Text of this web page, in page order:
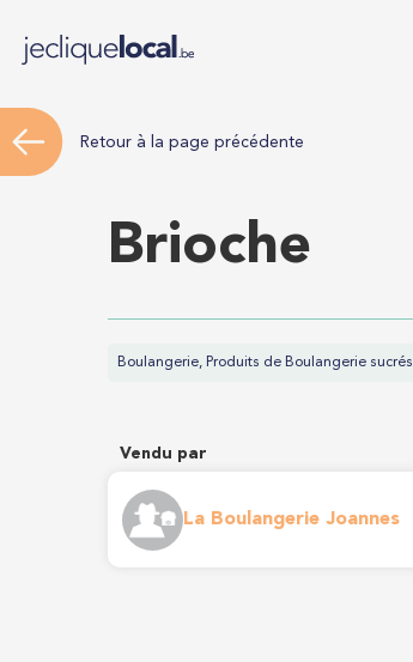
Retour à la page précédente
Brioche
Boulangerie, Produits de Boulangerie sucrés
Vendu par
La Boulangerie Joannes